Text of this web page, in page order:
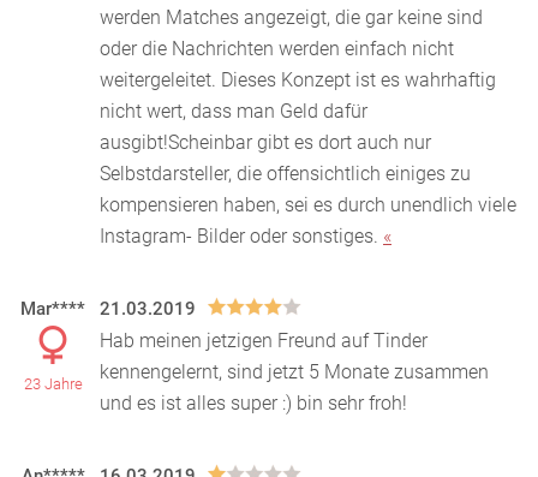
werden Matches angezeigt, die gar keine sind
oder die Nachrichten werden einfach nicht
weitergeleitet. Dieses Konzept ist es wahrhaftig
nicht wert, dass man Geld dafür
ausgibt!Scheinbar gibt es dort auch nur
Selbstdarsteller, die offensichtlich einiges zu
kompensieren haben, sei es durch unendlich viele
Instagram- Bilder oder sonstiges. «
Mar****
23 Jahre
21.03.2019
Hab meinen jetzigen Freund auf Tinder
kennengelernt, sind jetzt 5 Monate zusammen
und es ist alles super :) bin sehr froh!